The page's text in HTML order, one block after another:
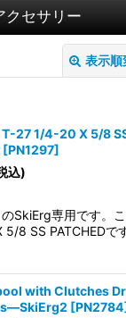
クセサリー
表示順
絞り込む
27 1/4-20 X 5/8
[PN1297]
込)
SkiErg専用です。
8 SS PATCHEDで
with Clutches
[PN2784